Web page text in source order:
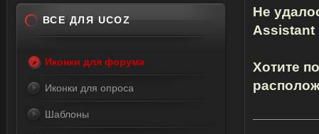
Не
Assistant
Хотите
ВСЕ ДЛЯ UCOZ
Иконки для форума
Иконки для опроса
Шаблоны